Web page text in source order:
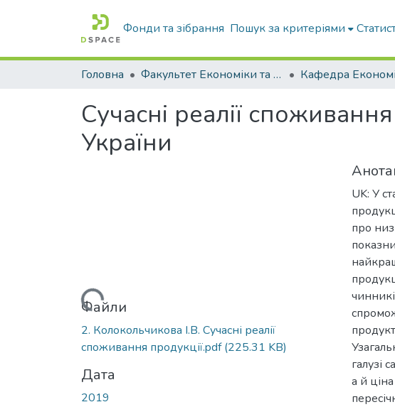
Фонди та зібрання Пошук за критеріями
Головна Факультет Економіки та бізнесу
Сучасні реалії
України
Вантажиться...
Файли
2. Колокольчикова І.В. Сучасні реалії
споживання продукції.pdf(225.31 KB)
Дата
2019
UK: У
про
галузі
а й